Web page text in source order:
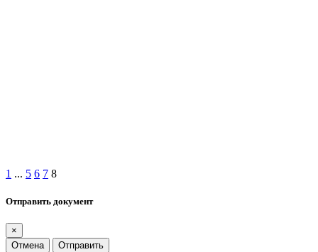
1 ... 5 6 7 8
Отправить документ
×
Отмена
Отправить